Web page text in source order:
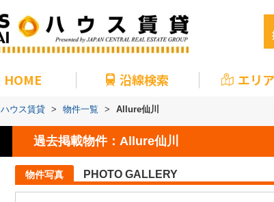
HOME 沿線検索 エリ
ハウス賃貸 > 物件一覧 > Allure仙川
過去掲載物件：Allure仙川
物件写真 PHOTO GALLERY